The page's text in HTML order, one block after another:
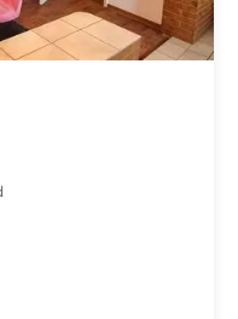
1 wechseln
2 wechseln
3 wechseln
4 wechseln
5 wechseln